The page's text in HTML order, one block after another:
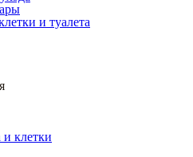
и туалета
и клетки